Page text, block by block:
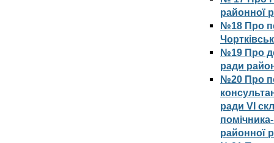
районної
№18 Про
№19 Про
ради
№20 Про
ради VІ
районної